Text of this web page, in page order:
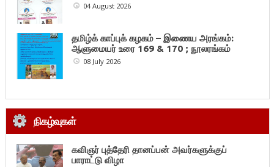
04 August 2026
தமிழ்க் காப்புக் கழகம் – இணைய அரங்கம்:
ஆளுமையர் உரை 169 & 170 ; நூலரங்கம்
08 July 2026
நிகழ்வுகள்
கவிஞர் புத்தேரி தானப்பன் அவர்களுக்குப்
பாராட்டு விழா